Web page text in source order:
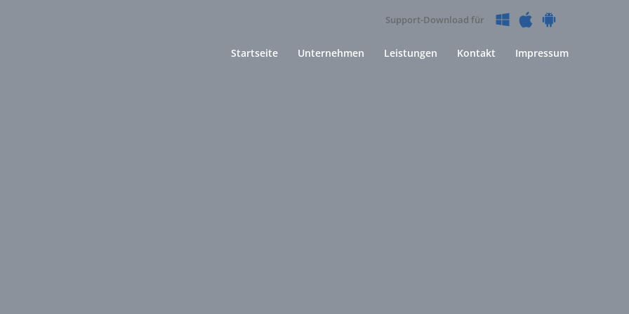
Support-Download für
Startseite Unternehmen Leistungen Kontakt Impressum